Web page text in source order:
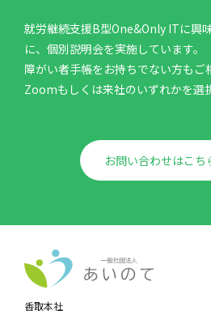
就労継続支援B型One&Only ITに興
に、個別説明会を実施しています。
障がい者手帳をお持ちでない方もご
Zoomもしくは来社のいずれかを選
お問い合わせはこち
香取本社